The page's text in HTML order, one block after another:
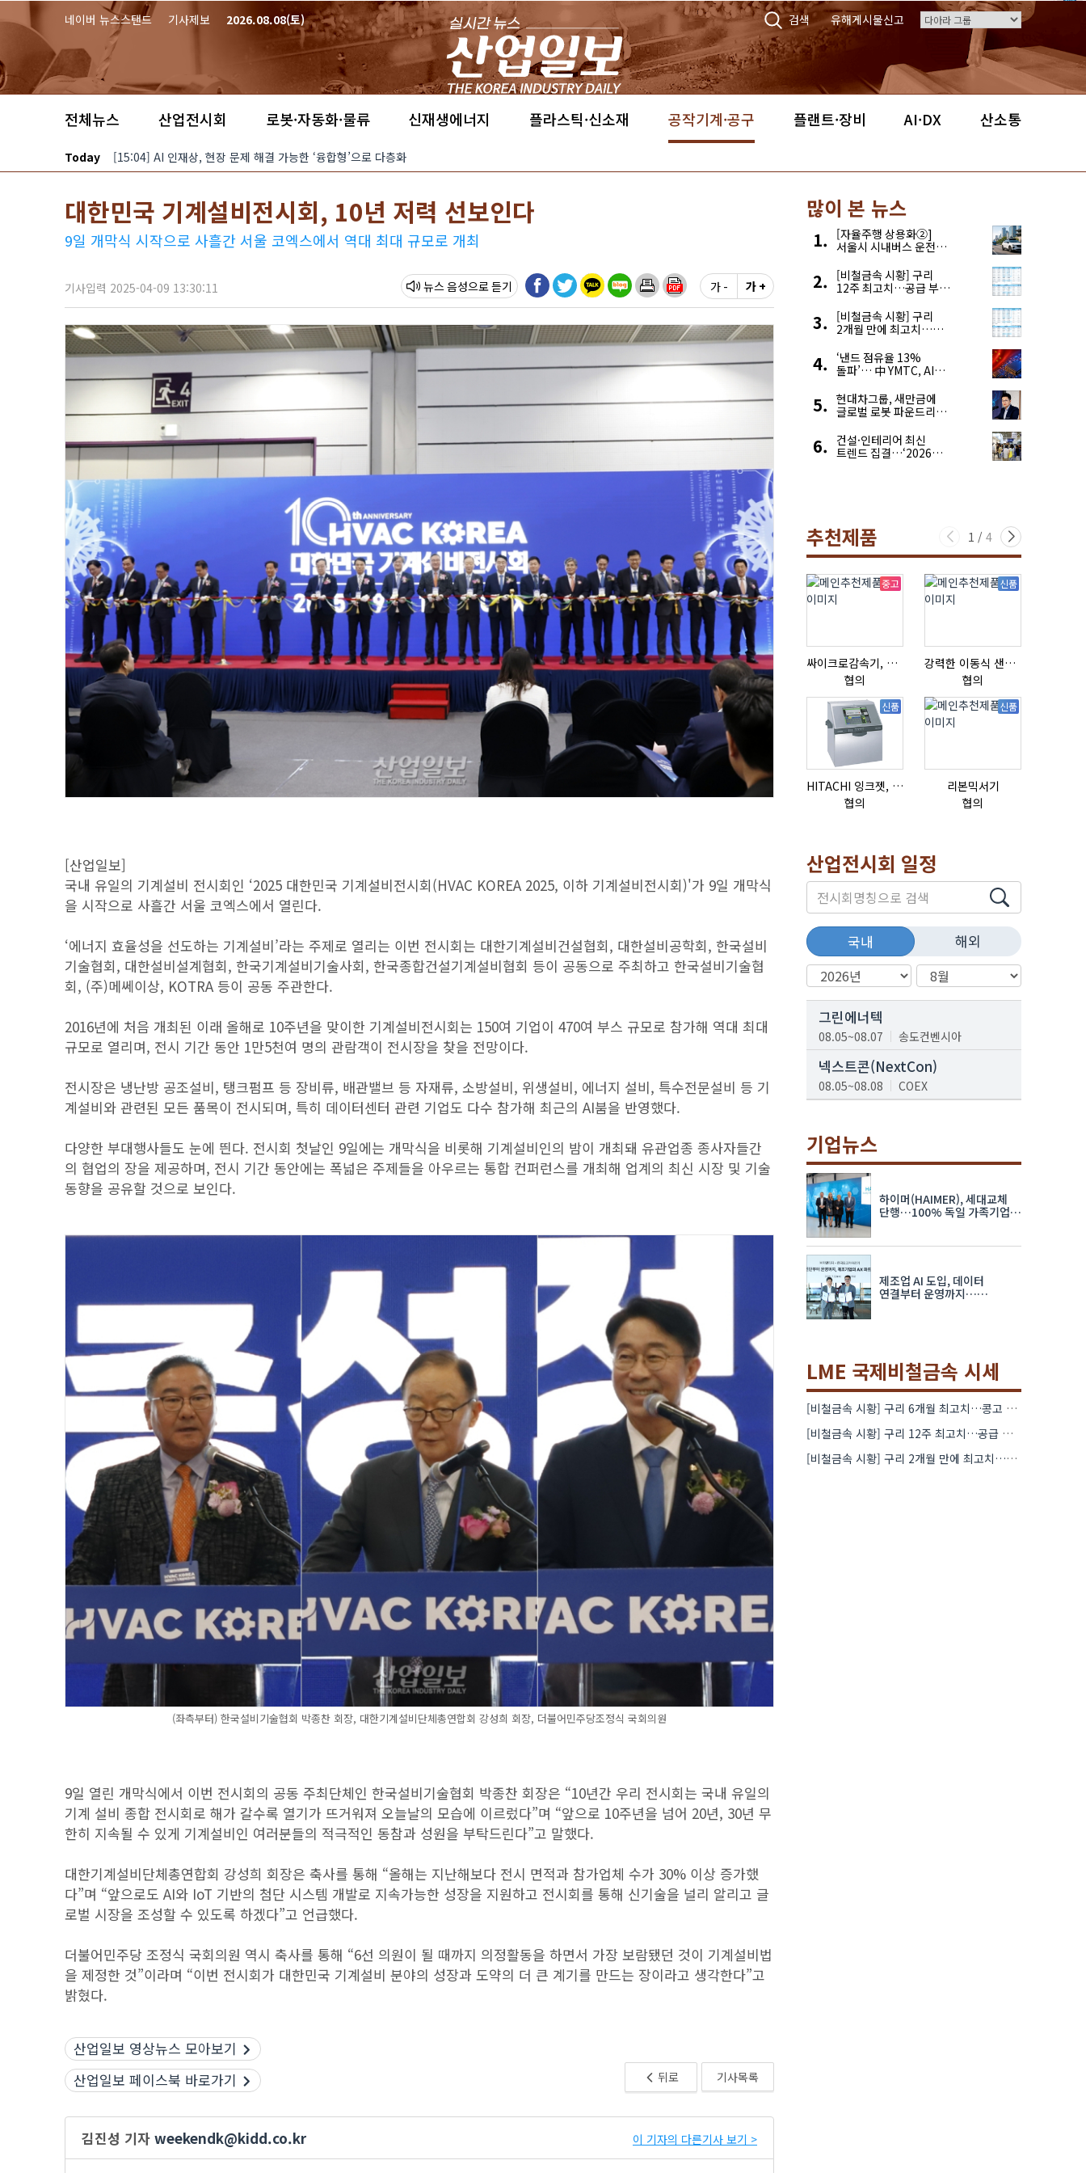
네이버 뉴스스탠드 기사제보 2026.08.08(토) 검색 유해게시물신고
전체뉴스 산업전시회 로봇·자동화·물류 신재생에너지 플라스틱·신소재 공작기계·공구 플랜트·장비 AI·DX 산소통
Today [15:04] AI 인재상, 현장 문제 해결 가능한 ‘융합형’으로 다층화
대한민국 기계설비전시회, 10년 저력 선보인다
9일 개막식 시작으로 사흘간 서울 코엑스에서 역대 최대 규모로 개최
기사입력 2025-04-09 13:30:11 뉴스 음성 가 - 가 +
[산업일보]
국내 유일의 기계설비 전시회인 ‘2025 대한민국 기계설비전시회(HVAC KOREA 2025, 이하 기계설비전시회)'가 9일 개막식
을 시작으로 사흘간 서울 코엑스에서 열린다.
‘에너지 효율성을 선도하는 기계설비’라는 주제로 열리는 이번 전시회는 대한기계설비건설협회, 대한설비공학회, 한국설비
기술협회, 대한설비설계협회, 한국기계설비기술사회, 한국종합건설기계설비협회 등이 공동으로 주최하고 한국설비기술협
회, (주)메쎄이상, KOTRA 등이 공동 주관한다.
2016년에 처음 개최된 이래 올해로 10주년을 맞이한 기계설비전시회는 150여 기업이 470여 부스 규모로 참가해 역대 최대
규모로 열리며, 전시 기간 동안 1만5천여 명의 관람객이 전시장을 찾을 전망이다.
전시장은 냉난방 공조설비, 탱크펌프 등 장비류, 배관밸브 등 자재류, 소방설비, 위생설비, 에너지 설비, 특수전문설비 등 기
계설비와 관련된 모든 품목이 전시되며, 특히 데이터센터 관련 기업도 다수 참가해 최근의 AI붐을 반영했다.
다양한 부대행사들도 눈에 띈다. 전시회 첫날인 9일에는 개막식을 비롯해 기계설비인의 밤이 개최돼 유관업종 종사자들간
의 협업의 장을 제공하며, 전시 기간 동안에는 폭넓은 주제들을 아우르는 통합 컨퍼런스를 개최해 업계의 최신 시장 및 기술
동향을 공유할 것으로 보인다.
(좌측부터) 한국설비기술협회 박종찬 회장, 대한기계설비단체총연합회 강성희 회장, 더불어민주당조정식 국회의원
9일 열린 개막식에서 이번 전시회의 공동 주최단체인 한국설비기술협회 박종찬 회장은 “10년간 우리 전시회는 국내 유일의
기계 설비 종합 전시회로 해가 갈수록 열기가 뜨거워져 오늘날의 모습에 이르렀다”며 “앞으로 10주년을 넘어 20년, 30년 무
한히 지속될 수 있게 기계설비인 여러분들의 적극적인 동참과 성원을 부탁드린다”고 말했다.
대한기계설비단체총연합회 강성희 회장은 축사를 통해 “올해는 지난해보다 전시 면적과 참가업체 수가 30% 이상 증가했
다”며 “앞으로도 AI와 IoT 기반의 첨단 시스템 개발로 지속가능한 성장을 지원하고 전시회를 통해 신기술을 널리 알리고 글
로벌 시장을 조성할 수 있도록 하겠다”고 언급했다.
더불어민주당 조정식 국회의원 역시 축사를 통해 “6선 의원이 될 때까지 의정활동을 하면서 가장 보람됐던 것이 기계설비법
을 제정한 것”이라며 “이번 전시회가 대한민국 기계설비 분야의 성장과 도약의 더 큰 계기를 만드는 장이라고 생각한다”고
밝혔다.
뒤로 기사목록
산업일보 영상뉴스 모아보기
산업일보 페이스북 바로가기
김진성 기자 weekendk@kidd.co.kr 이 기자의 다른기사 보기 >
많이 본 뉴스
[자율주행 상용화②]
서울시 시내버스 운전자
해결한다
[비철금속 시황] 구리
12주 최고치…공급 부족
[비철금속 시황] 구리
2개월 만에 최고치…
우려 확대
‘낸드 점유율 13%
돌파’… 中 YMTC, AI
4위 맹추격
현대차그룹, 새만금에
글로벌 로봇 파운드리
건설·인테리어 최신
트렌드 집결…‘2026
추천제품 1 / 4
중고
싸이크로감속기, 감속기제작
협의
신품
강력한 이동식 샌딩기 / 고급 이태리 IBIX샌드블라스터
협의
신품
HITACHI 잉크젯, RX2-BD160S
협의
신품
리본믹서기
협의
산업전시회 일정
국내 해외
그린에너텍
08.05~08.07 송도컨벤시아
넥스트콘(NextCon)
08.05~08.08 COEX
08.19~08.21
K-PRINT
08.19~08.22
자율주행모빌리티산업전
08.25~08.27
차세대 반도체 패키징 산업전
08.26~08.28 수원컨벤션센터
기업뉴스
하이머(HAIMER), 세대교체
단행…100% 독일 가족기업
제조업 AI 도입, 데이터
연결부터 운영까지…
LME 국제비철금속 시세
[비철금속 시황] 구리 6개월 최고치…콩고 수출 규제에 공급 우려 확대
[비철금속 시황] 구리 12주 최고치…공급 부족 우려에 강세
[비철금속 시황] 구리 2개월 만에 최고치…재고 감소에 공급 부족 우려 확대